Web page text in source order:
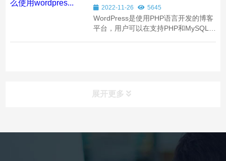
AI、IoT和DT，让线上和线下完美融合
为一体，让线上...
2022-11-26 5645
WordPress是使用PHP语言开发的博客
平台，用户可以在支持PHP和MySQL数
世界网站的占有率...
展开更多